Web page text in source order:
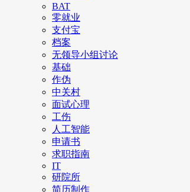
BAT
零就业
支付宝
档案
无领导小组讨论
基础
作伪
中关村
面试心理
工伤
人工智能
申请书
求职指南
IT
研院所
简历制作